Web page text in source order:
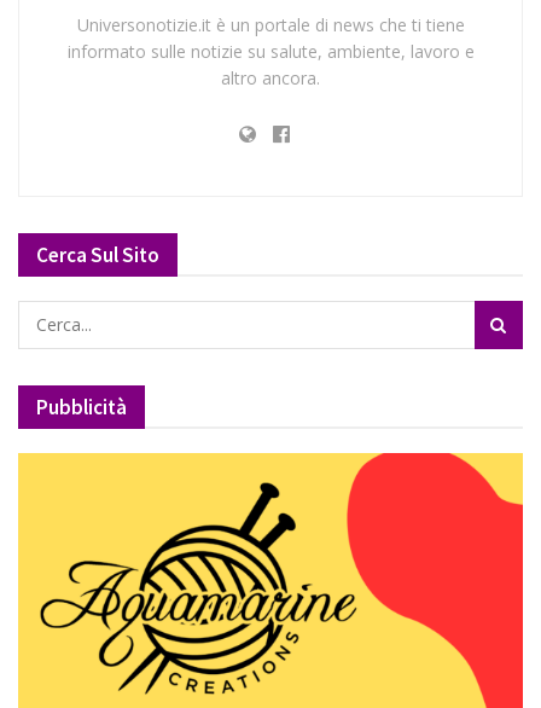
Universonotizie.it è un portale di news che ti tiene
informato sulle notizie su salute, ambiente, lavoro e
altro ancora.
Cerca Sul Sito
Pubblicità